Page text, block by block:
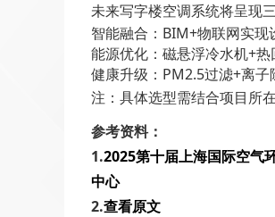
未来写字楼空调系统将呈现
智能融合：BIM+物联网实现
能源优化：磁悬浮冷水机+
健康升级：PM2.5过滤+离
注：具体选型需结合项目所
参考资料：
1.2025第十届上海国际空气
中心
2.查看原文